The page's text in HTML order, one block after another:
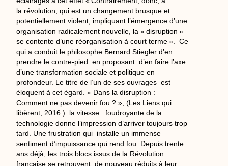
la révolution, qui est un changement brusque et
potentiellement violent, impliquant l’émergence d’une
organisation radicalement nouvelle, la « disruption »
se contente d’une réorganisation à court terme ». Ce
qui a conduit le philosophe Bernard Stiegler d’en
prendre le contre-pied en proposant d’en faire l’axe
d’une transformation sociale et politique en
profondeur. Le titre de l’un de ses ouvrages est
éloquent à cet égard. « Dans la disruption :
Comment ne pas devenir fou ? », (Les Liens qui
libèrent, 2016 ). la vitesse foudroyante de la
technologie donne l’impression d’arriver toujours trop
tard. Une frustration qui installe un immense
sentiment d’impuissance qui rend fou. Depuis trente
ans déjà, les trois blocs issus de la Révolution
française se retrouvent de nouveau réduits à leur